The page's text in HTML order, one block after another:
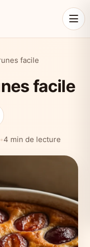
facile
facile
4 min de lecture